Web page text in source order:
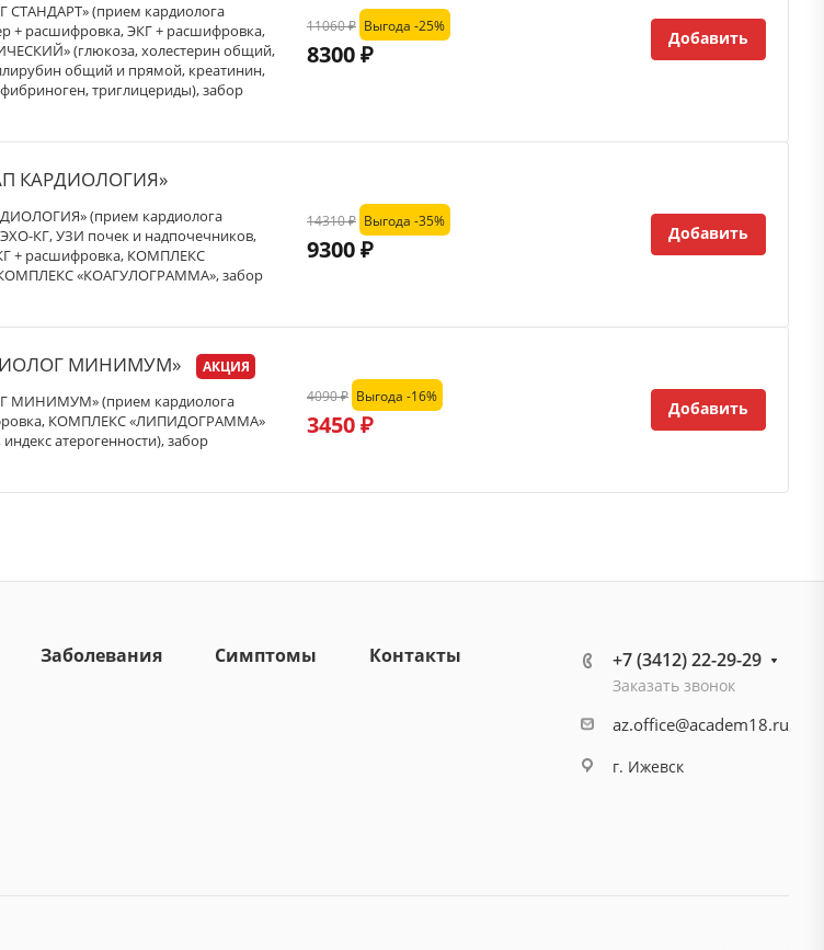
(прием кардиолога
+ расшифровка, ЭКГ + расшифровка,
(глюкоза, холестерин общий,
общий и прямой, креатинин,
триглицериды), забор
8300 ₽
11060 ₽ Выгода -25%
Добавить
КАРДИОЛОГИЯ»
(прием кардиолога
КГ, УЗИ почек и надпочечников,
+ расшифровка, КОМПЛЕКС
«КОАГУЛОГРАММА», забор
9300 ₽
14310 ₽ Выгода -35%
Добавить
МИНИМУМ» АКЦИЯ
(прием кардиолога
КОМПЛЕКС «ЛИПИДОГРАММА»
атерогенности), забор
3450 ₽
4090 ₽ Выгода -16%
Добавить
Заболевания Симптомы Контакты +7 (3412) 22-29-29
Заказать звонок
az.office@academ18.ru
г. Ижевск